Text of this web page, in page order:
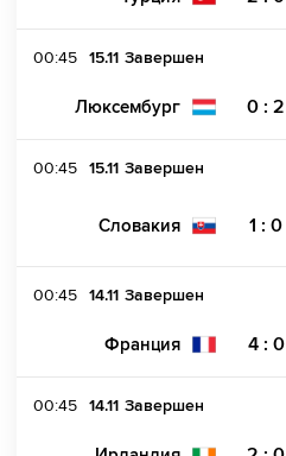
00:45 15.11 Завершен
Люксембург 0 : 2
00:45 15.11 Завершен
Словакия 1 : 0
00:45 14.11 Завершен
Франция 4 : 0
00:45 14.11 Завершен